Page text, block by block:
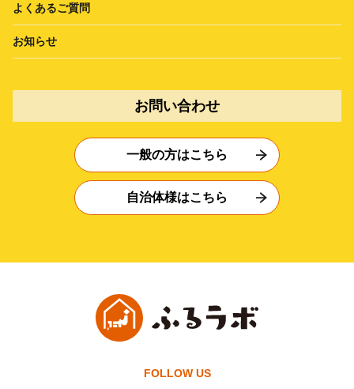
よくあるご質問
お知らせ
お問い合わせ
一般の方はこちら
自治体様はこちら
FOLLOW US